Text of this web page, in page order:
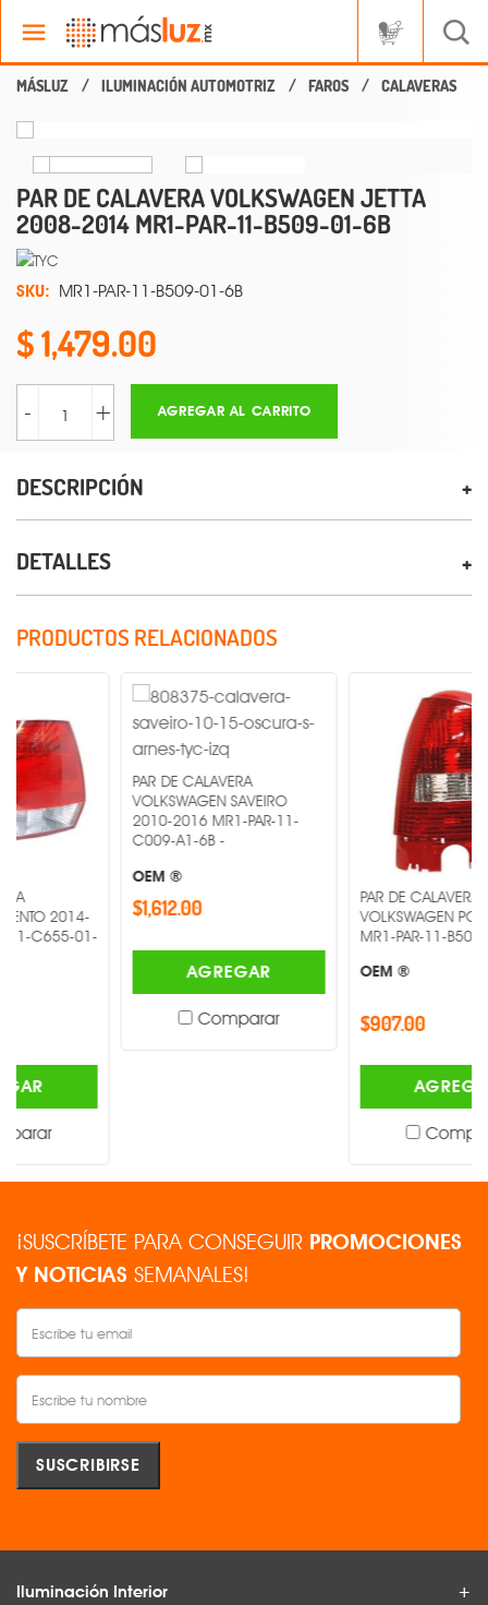
ILUMINACIÓN AUTOMOTRIZ FAROS CALAVERAS
PAR DE CALAVERA VOLKSWAGEN JETTA
2008-2014 MR1-PAR-11-B509-01-6B
SKU: MR1-PAR-11-B509-01-6B
1,479.00
- + AGREGAR AL CARRITO
DESCRIPCIÓN
DETALLES
PRODUCTOS RELACIONADOS
PAR DE CALAVERA
VOLKSWAGEN SAVEIRO
2010-2016 MR1-PAR-11-
C009-A1-6B -
$1,612.00
AGREGAR
Comparar
PAR DE CALAVERA
VOLKSWAGEN POINTER 2000
MR1-PAR-11-B5030015B3 -
AGREGAR
Comparar
¡SUSCRÍBETE PARA CONSEGUIR PROMOCIONES
Y NOTICIAS SEMANALES!
Iluminación Interior